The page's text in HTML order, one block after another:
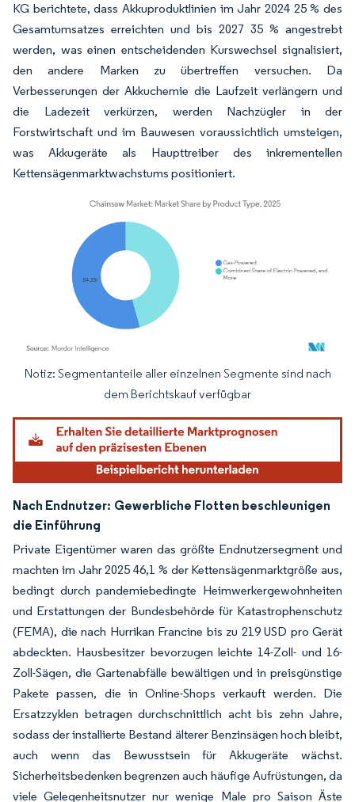
KG berichtete, dass Akkuproduktlinien im Jahr 2024 25 % des
Gesamtumsatzes erreichten und bis 2027 35 % angestrebt
werden, was einen entscheidenden Kurswechsel signalisiert,
den andere Marken zu übertreffen versuchen. Da
Verbesserungen der Akkuchemie die Laufzeit verlängern und
die Ladezeit verkürzen, werden Nachzügler in der
Forstwirtschaft und im Bauwesen voraussichtlich umsteigen,
was Akkugeräte als Haupttreiber des inkrementellen
Kettensägenmarktwachstums positioniert.
Bild © Mordor Intelligence. Wiederverwendung erfordert Namensnennung
Notiz: Segmentanteile aller einzelnen Segmente sind nach
dem Berichtskauf verfügbar
Nach Endnutzer: Gewerbliche Flotten beschleunigen
die Einführung
Private Eigentümer waren das größte Endnutzersegment und
machten im Jahr 2025 46,1 % der Kettensägenmarktgröße aus,
bedingt durch pandemiebedingte Heimwerkergewohnheiten
und Erstattungen der Bundesbehörde für Katastrophenschutz
(FEMA), die nach Hurrikan Francine bis zu 219 USD pro Gerät
abdeckten. Hausbesitzer bevorzugen leichte 14-Zoll- und 16-
Zoll-Sägen, die Gartenabfälle bewältigen und in preisgünstige
Pakete passen, die in Online-Shops verkauft werden. Die
Ersatzzyklen betragen durchschnittlich acht bis zehn Jahre,
sodass der installierte Bestand älterer Benzinsägen hoch bleibt,
auch wenn das Bewusstsein für Akkugeräte wächst.
Sicherheitsbedenken begrenzen auch häufige Aufrüstungen, da
viele Gelegenheitsnutzer nur wenige Male pro Saison Äste